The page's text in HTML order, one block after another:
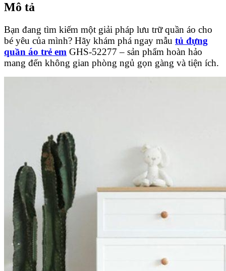
Mô tả
Bạn đang tìm kiếm một giải pháp lưu trữ quần áo cho
bé yêu của mình? Hãy khám phá ngay mẫu tủ đựng
quần áo trẻ em GHS-52277 – sản phẩm hoàn hảo
mang đến không gian phòng ngủ gọn gàng và tiện ích.